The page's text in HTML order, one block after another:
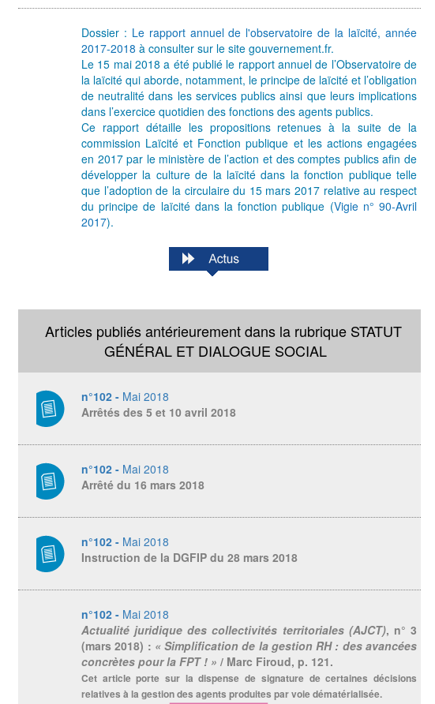
Dossier : Le rapport annuel de l'observatoire de la laïcité, année
2017-2018 à consulter sur le site gouvernement.fr.
Le 15 mai 2018 a été publié le rapport annuel de l’Observatoire de
la laïcité qui aborde, notamment, le principe de laïcité et l’obligation
de neutralité dans les services publics ainsi que leurs implications
dans l’exercice quotidien des fonctions des agents publics.
Ce rapport détaille les propositions retenues à la suite de la
commission Laïcité et Fonction publique et les actions engagées
en 2017 par le ministère de l’action et des comptes publics afin de
développer la culture de la laïcité dans la fonction publique telle
que l’adoption de la circulaire du 15 mars 2017 relative au respect
du principe de laïcité dans la fonction publique (Vigie n° 90-Avril
2017).
Articles publiés antérieurement dans la rubrique STATUT
GÉNÉRAL ET DIALOGUE SOCIAL
n°102 - Mai 2018
Arrêtés des 5 et 10 avril 2018
n°102 - Mai 2018
Arrêté du 16 mars 2018
n°102 - Mai 2018
Instruction de la DGFIP du 28 mars 2018
n°102 - Mai 2018
Actualité juridique des collectivités territoriales (AJCT), n° 3
(mars 2018) : « Simplification de la gestion RH : des avancées
concrètes pour la FPT ! » / Marc Firoud, p. 121.
Cet article porte sur la dispense de signature de certaines décisions
relatives à la gestion des agents produites par voie dématérialisée.